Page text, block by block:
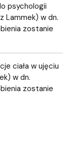
psychologii
Lammek) w dn.
zostanie
ciała w ujęciu
w dn.
zostanie